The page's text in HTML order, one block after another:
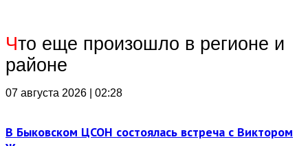
Что еще произошло в регионе и
районе
07 августа 2026 | 02:28
В Быковском ЦСОН состоялась встреча с Виктором